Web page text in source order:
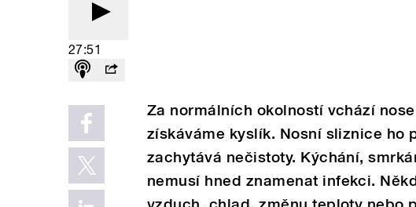
27:51
Za normálních okolností vchází
získáváme kyslík. Nosní sliznice ho
zachytává nečistoty. Kýchání,
nemusí hned znamenat infekci.